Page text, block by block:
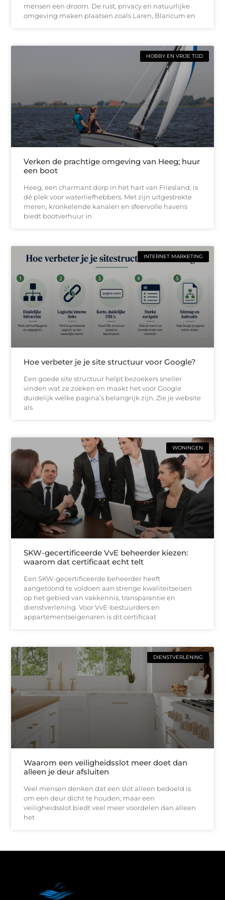
mensen een droom. De rust, privacy en natuurlijke
omgeving maken plaatsen zoals Laren, Blaricum en
HOBBY EN VRIJE TIJD
Verken de prachtige omgeving van Heeg; huur
een boot
Heeg, een charmant dorp in het hart van Friesland, is
dé plek voor waterliefhebbers. Met zijn uitgestrekte
meren, kronkelende kanalen en sfeervolle havens
biedt bootverhuur in
INTERNET MARKETING
Hoe verbeter je je site structuur voor Google?
Een goede site structuur helpt bezoekers sneller
vinden wat ze zoeken en maakt het voor Google
duidelijk welke pagina’s belangrijk zijn. Zie je website
als
WONINGEN
SKW-gecertificeerde VvE beheerder kiezen:
waarom dat certificaat echt telt
Een SKW-gecertificeerde beheerder heeft
aangetoond te voldoen aan strenge kwaliteitseisen
op het gebied van vakkennis, transparantie en
dienstverlening. Voor VvE-bestuurders en
appartementseigenaren is dit certificaat
DIENSTVERLENING
Waarom een veiligheidsslot meer doet dan
alleen je deur afsluiten
Veel mensen denken dat een slot alleen bedoeld is
om een deur dicht te houden, maar een
veiligheidsslot biedt veel meer voordelen dan alleen
het